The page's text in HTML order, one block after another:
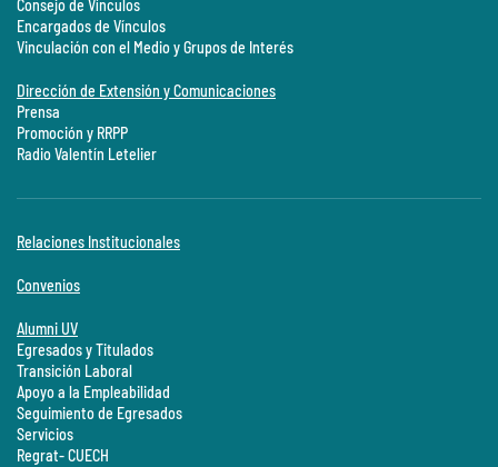
Consejo de Vínculos
Encargados de Vínculos
Vinculación con el Medio y Grupos de Interés
Dirección de Extensión y Comunicaciones
Prensa
Promoción y RRPP
Radio Valentín Letelier
Relaciones Institucionales
Convenios
Alumni UV
Egresados y Titulados
Transición Laboral
Apoyo a la Empleabilidad
Seguimiento de Egresados
Servicios
Regrat- CUECH